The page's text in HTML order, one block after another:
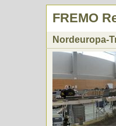
FREMO
Nordeuropa-